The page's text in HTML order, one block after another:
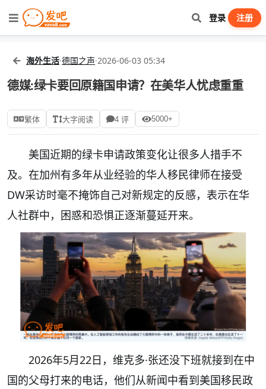
登录 注册
海外生活·德国之声·2026-06-03 05:34
德媒:绿卡要回原籍国申请？在美华人忧虑重重
繁体 大字阅读 4 评 5000+
美国近期的绿卡申请政策变化让很多人措手不
及。在加州有多年从业经验的华人移民律师在接受
DW采访时毫不掩饰自己对新规定的反感，表示在华
人社群中，困惑和恐惧正逐渐蔓延开来。
2026年5月22日，维克多·张还没下班就接到在中
国的父母打来的电话，他们从新闻中看到美国移民政